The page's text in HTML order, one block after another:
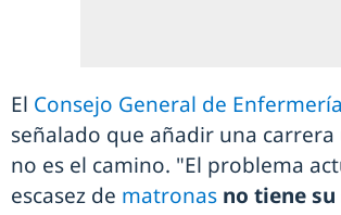
El Consejo General de Enfermería
señalado que añadir una
no es el camino. "El problema
escasez de matronas no tiene